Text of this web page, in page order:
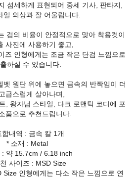
섬세하게 표현되어 중세 기사, 판타지,
일 의상과 잘 어울립니다.
검의 비율이 안정적으로 맞아 착용컷이
사진에 사용하기 좋고,
즈 인형에게는 조금 작은 단검 느낌으로
하실 수 있습니다.
벳 원단 위에 놓으면 금속의 반짝임이 더
급스럽게 살아나며,
, 왕자님 스타일, 다크 로맨틱 코디에 포
품으로 추천드립니다.
함내역 : 금속 칼 1개
* 소재 : Metal
: 약 15.7cm / 6.18 inch
사이즈 : MSD Size
Size 인형에게는 다소 작은 느낌으로 연